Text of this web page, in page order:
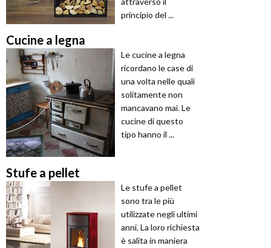
principio del ...
Cucine a legna
Le cucine a legna
ricordano le case di
una volta nelle quali
solitamente non
mancavano mai. Le
cucine di questo
tipo hanno il ...
Stufe a pellet
Le stufe a pellet
sono tra le più
utilizzate negli ultimi
anni. La loro richiesta
è salita in maniera